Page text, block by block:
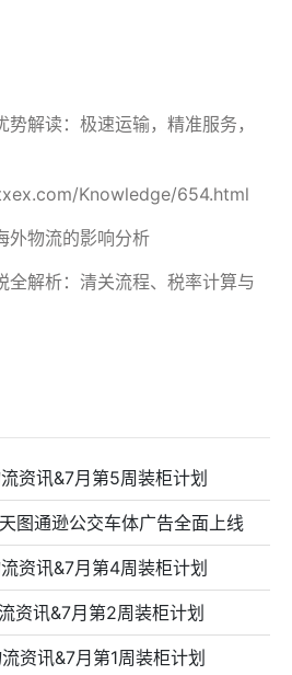
解读：极速运输，精准服务，
Knowledge/654.html
外物流的影响分析
全解析：清关流程、税率计算与
资讯&7月第5周装柜计划
图通逊公交车体广告全面上线
资讯&7月第4周装柜计划
资讯&7月第2周装柜计划
资讯&7月第1周装柜计划